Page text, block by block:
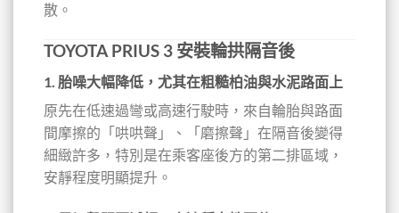
散。
TOYOTA PRIUS 3 安裝輪拱隔音後
1. 胎噪大幅降低，尤其在粗糙柏油與水泥路面上
原先在低速過彎或高速行駛時，來自輪胎與路面
間摩擦的「哄哄聲」、「磨擦聲」在隔音後變得
細緻許多，特別是在乘客座後方的第二排區域，
安靜程度明顯提升。